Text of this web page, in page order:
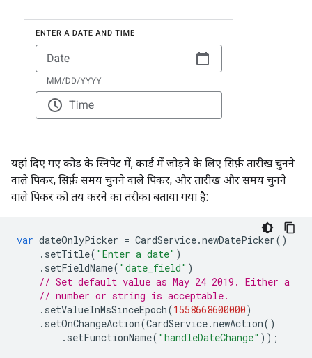
यहां दिए गए कोड के स्निपेट में, कार्ड में जोड़ने के लिए सिर्फ़ तारीख चुनने
वाले पिकर, सिर्फ़ समय चुनने वाले पिकर, और तारीख और समय चुनने
वाले पिकर को तय करने का तरीका बताया गया है:
var dateOnlyPicker = CardService.newDatePicker()
. setTitle( "Enter a date" )
. setFieldName( "date_field" )
// Set default value as May 24 2019. Either a
// number or string is acceptable.
. setValueInMsSinceEpoch(1558668600000)
. setOnChangeAction(CardService.newAction()
. setFunctionName( "handleDateChange" ));